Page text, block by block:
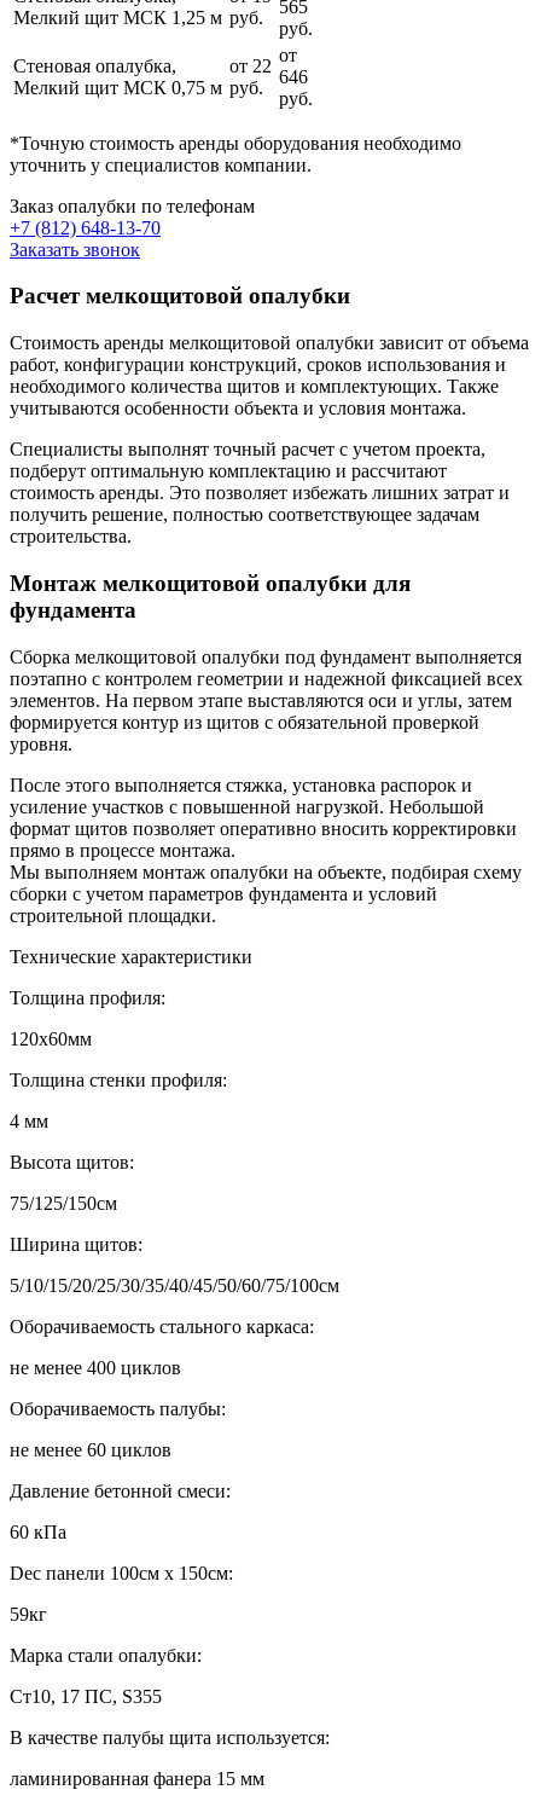
Мелкий щит МСК 1,25 м руб.
565
руб.
Стеновая опалубка,
Мелкий щит МСК 0,75 м
от 22
руб.
от
646
руб.
*Точную стоимость аренды оборудования необходимо
уточнить у специалистов компании.
Заказ опалубки по телефонам
+7 (812) 648-13-70
Заказать звонок
Расчет мелкощитовой опалубки
Стоимость аренды мелкощитовой опалубки зависит от объема
работ, конфигурации конструкций, сроков использования и
необходимого количества щитов и комплектующих. Также
учитываются особенности объекта и условия монтажа.
Специалисты выполнят точный расчет с учетом проекта,
подберут оптимальную комплектацию и рассчитают
стоимость аренды. Это позволяет избежать лишних затрат и
получить решение, полностью соответствующее задачам
строительства.
Монтаж мелкощитовой опалубки для
фундамента
Сборка мелкощитовой опалубки под фундамент выполняется
поэтапно с контролем геометрии и надежной фиксацией всех
элементов. На первом этапе выставляются оси и углы, затем
формируется контур из щитов с обязательной проверкой
уровня.
После этого выполняется стяжка, установка распорок и
усиление участков с повышенной нагрузкой. Небольшой
формат щитов позволяет оперативно вносить корректировки
прямо в процессе монтажа.
Мы выполняем монтаж опалубки на объекте, подбирая схему
сборки с учетом параметров фундамента и условий
строительной площадки.
Технические характеристики
Толщина профиля:
120х60мм
Толщина стенки профиля:
4 мм
Высота щитов:
75/125/150см
Ширина щитов:
5/10/15/20/25/30/35/40/45/50/60/75/100см
Оборачиваемость стального каркаса:
не менее 400 циклов
Оборачиваемость палубы:
не менее 60 циклов
Давление бетонной смеси:
60 кПа
Dес панели 100см х 150см:
59кг
Марка стали опалубки:
Ст10, 17 ПС, S355
В качестве палубы щита используется:
ламинированная фанера 15 мм